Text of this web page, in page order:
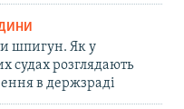
шпигун. Як у
судах розглядають
в держзраді